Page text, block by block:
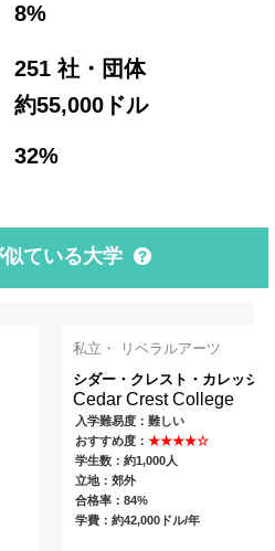
8%
251 社・団体
約55,000ドル
32%
ている大学
私立・ リベラルアーツ
シダー・クレスト・カレッジ
Cedar Crest College
入学難易度：難しい
おすすめ度： ★★★★☆
学生数：約1,000人
立地：郊外
合格率：84%
学費：約42,000ドル/年